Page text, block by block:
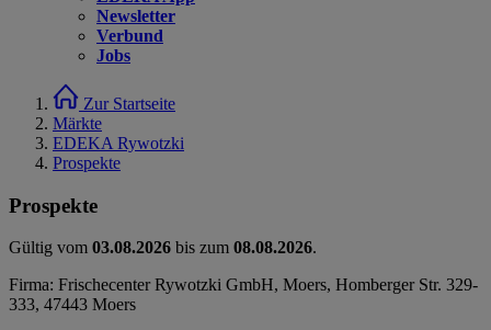
Newsletter
Verbund
Jobs
Zur Startseite
Märkte
EDEKA Rywotzki
Prospekte
Prospekte
Gültig vom 03.08.2026 bis zum 08.08.2026.
Firma: Frischecenter Rywotzki GmbH, Moers, Homberger Str. 329-
333, 47443 Moers